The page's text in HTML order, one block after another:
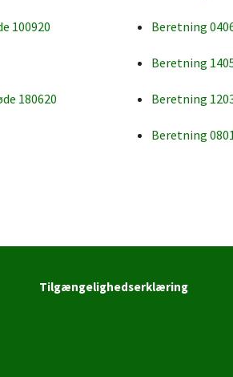
100920
180620
Beretning
Beretning
Beretning
Beretning
Tilgængelighedserklæring